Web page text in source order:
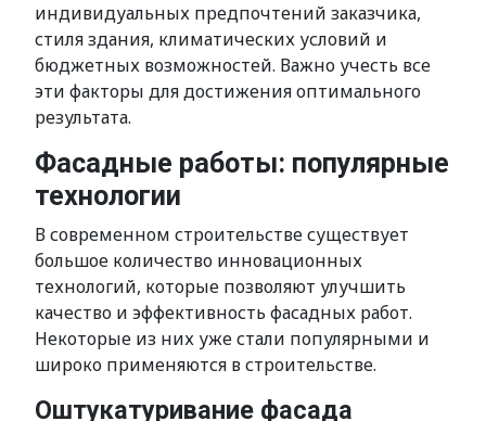
индивидуальных предпочтений заказчика,
стиля здания, климатических условий и
бюджетных возможностей. Важно учесть все
эти факторы для достижения оптимального
результата.
Фасадные работы: популярные
технологии
В современном строительстве существует
большое количество инновационных
технологий, которые позволяют улучшить
качество и эффективность фасадных работ.
Некоторые из них уже стали популярными и
широко применяются в строительстве.
Оштукатуривание фасада